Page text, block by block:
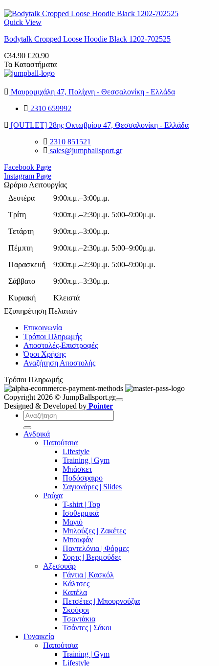
Quick View
Bodytalk Cropped Loose Hoodie Black 1202-702525
€34.90 Original
price
was:
€20.90Η
τρέχουσα
τιμή
€20.90.
Τα Καταστήματα
Μαυρομιχάλη 47, Πολίχνη - Θεσσαλονίκη - Ελλάδα
2310 659992
[OUTLET] 28ης Οκτωβρίου 47, Θεσσαλονίκη - Ελλάδα
2310 851521
sales@jumpballsport.gr
Facebook Page
Instagram Page
Ωράριο Λειτουργίας
Δευτέρα
9:00π.μ.–3:00μ.μ.
Τρίτη
9:00π.μ.–2:30μ.μ. 5:00–9:00μ.μ.
Τετάρτη
9:00π.μ.–3:00μ.μ.
Πέμπτη
9:00π.μ.–2:30μ.μ. 5:00–9:00μ.μ.
Παρασκευή
9:00π.μ.–2:30μ.μ. 5:00–9:00μ.μ.
Σάββατο
9:00π.μ.–3:30μ.μ.
Κυριακή
Κλειστά
Εξυπηρέτηση Πελατών
Επικοινωνία
Τρόποι Πληρωμής
Αποστολές-Επιστροφές
Όροι Χρήσης
Αναζήτηση Αποστολής
Τρόποι Πληρωμής
Copyright 2026 © JumpBallsport.gr
Designed & Developed by Pointer
Αναζήτηση
για:
Ανδρικά
Παπούτσια
Lifestyle
Training | Gym
Μπάσκετ
Ποδόσφαιρο
Σαγιονάρες | Slides
Ρούχα
T-shirt | Top
Ισοθερμικά
Μαγιό
Μπλούζες | Ζακέτες
Μπουφάν
Παντελόνια | Φόρμες
Σορτς | Βερμούδες
Αξεσουάρ
Γάντια | Κασκόλ
Κάλτσες
Καπέλα
Πετσέτες | Μπουρνούζια
Σκούφοι
Τσαντάκια
Τσάντες | Σάκοι
Γυναικεία
Παπούτσια
Training | Gym
Lifestyle